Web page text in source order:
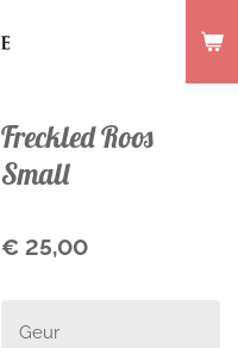
Freckled Roos
Small
€ 25,00
Geur